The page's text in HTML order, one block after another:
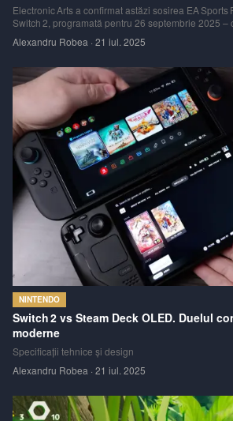
Electronic Arts a confirmat astăzi sosirea EA Sports
Switch 2, programată pentru 26 septembrie 2025 –
precomandă în eShop‑uri, consolidându‑se ca una
Alexandru Robea · 21 iul. 2025
NINTENDO
Switch 2 vs Steam Deck OLED. Duelul
moderne
Specificații tehnice și design
Alexandru Robea · 21 iul. 2025